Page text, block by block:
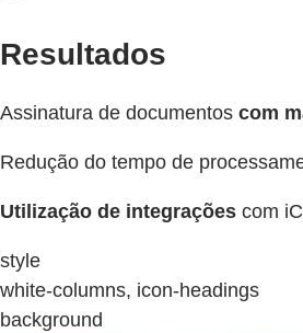
Resultados
Assinatura de documentos com
Redução do tempo de
Utilização de integrações com
style
white-columns, icon-headings
background